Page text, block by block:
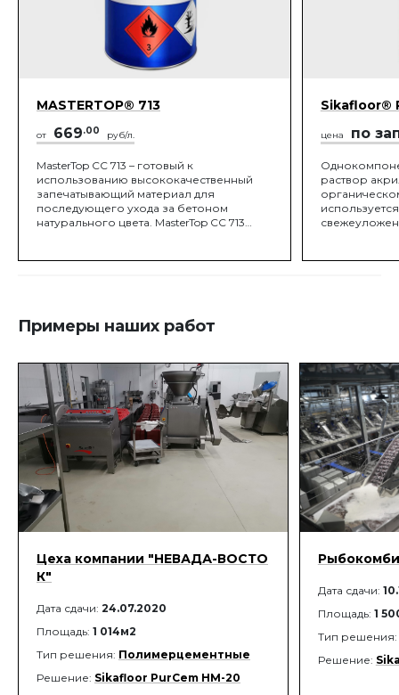
MASTERTOP® 713
от 669.00 руб/л.
MasterTop CC 713 – готовый к
использованию высококачественный
запечатывающий материал для
последующего ухода за бетоном
натурального цвета. MasterTop CC 713
препятствует интенсивно
Sikafloor®
цена по
раствор
бетона.
Примеры наших работ
Цеха компании "НЕВАДА-ВОСТО
К"
Дата сдачи: 24.07.2020
Площадь: 1 014м2
Тип решения: Полимерцементные
Решение: Sikafloor PurCem HМ-20
Дата сдачи:
Площадь: 1
Тип решения:
Решение: